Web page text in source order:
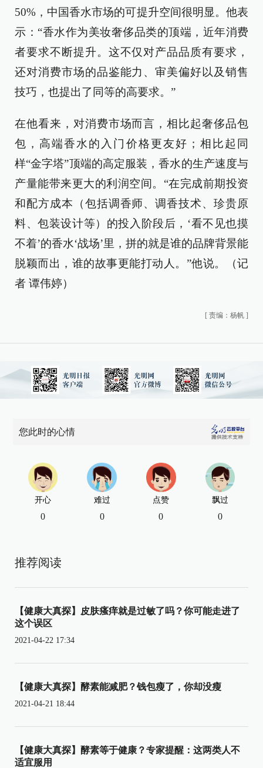
50%，中国香水市场的可提升空间很明显。他表
示：“香水作为美妆奢侈品类的顶端，近年消费
者要求不断提升。这不仅对产品品质有要求，
还对消费市场的品鉴能力、审美偏好以及销售
技巧，也提出了同等的高要求。”
在他看来，对消费市场而言，相比起奢侈品包
包，高端香水的入门价格更友好；相比起同
样“金字塔”顶端的高定服装，香水的生产速度与
产量能带来更大的利润空间。“在完成前期投资
和配方成本（包括调香师、调香技术、珍贵原
料、包装设计等）的投入阶段后，‘看不见也摸
不着’的香水‘战场’里，拼的就是谁的品牌背景能
脱颖而出，谁的故事更能打动人。”他说。（记
者 谭伟婷）
[ 责编：杨帆 ]
您此时的心情
开心
0
难过
0
点赞
0
飘过
0
推荐阅读
【健康大真探】皮肤瘙痒就是过敏了吗？你可能走进了
这个误区
2021-04-22 17:34
【健康大真探】酵素能减肥？钱包瘦了，你却没瘦
2021-04-21 18:44
【健康大真探】酵素等于健康？专家提醒：这两类人不
适宜服用